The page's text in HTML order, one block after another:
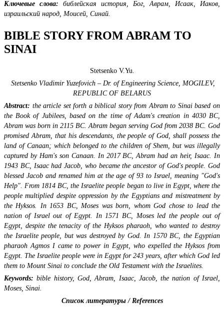
Ключевые слова: библейская история,
Бог, Аврам, Исаак, Иаков,
израильский народ, Моисей, Синай.
BIBLE STORY FROM ABRAM TO
SINAI
Stetsenko V.Yu.
Stetsenko Vladimir Yuzefovich – Dr. of Engineering Science, MOGILEV,
REPUBLIC OF BELARUS
Abstract: the article set forth a biblical story from Abram to Sinai based on
the Book of Jubilees, based on the time of Adam's creation in 4030 BC,
Abram was born in 2115 BC. Abram began serving God from 2038 BC. God
promised Abram, that his descendants, the people of God, shall possess the
land of Canaan; which belonged to the children of Shem, but was illegally
captured by Ham's son Canaan. In 2017 BC, Abram had an heir, Isaac. In
1943 BC, Isaac had Jacob, who became the ancestor of God's people. God
blessed Jacob and renamed him at the age of 93 to Israel, meaning "God's
Help". From 1814 BC, the Israelite people began to live in Egypt, where the
people multiplied despite oppression by the Egyptians and mistreatment by
the Hyksos. In 1653 BC, Moses was born, whom God chose to lead the
nation of Israel out of Egypt. In 1571 BC, Moses led the people out of
Egypt, despite the tenacity of the Hyksos pharaoh, who wanted to destroy
the Israelite people, but was destroyed by God. In 1570 BC, the Egyptian
pharaoh Agmos I came to power in Egypt, who expelled the Hyksos from
Egypt. The Israelite people were in Egypt for 243 years, after which God led
them to Mount Sinai to conclude the Old Testament with the Israelites.
Keywords:bible history, God, Abram, Isaac, Jacob, the nation of Israel,
Moses, Sinai.
Список литературы / References